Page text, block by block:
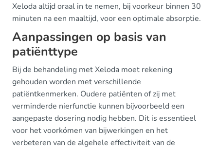
Xeloda altijd oraal in te nemen, bij voorkeur binnen 30
minuten na een maaltijd, voor een optimale absorptie.
Aanpassingen op basis van
patiënttype
Bij de behandeling met Xeloda moet rekening
gehouden worden met verschillende
patiëntkenmerken. Oudere patiënten of zij met
verminderde nierfunctie kunnen bijvoorbeeld een
aangepaste dosering nodig hebben. Dit is essentieel
voor het voorkómen van bijwerkingen en het
verbeteren van de algehele effectiviteit van de